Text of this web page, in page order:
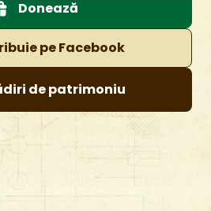
Donează
pe Facebook
de patrimoniu